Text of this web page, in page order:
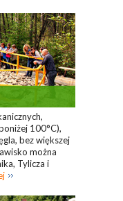
100°C),
bez większej
można
Tylicza i